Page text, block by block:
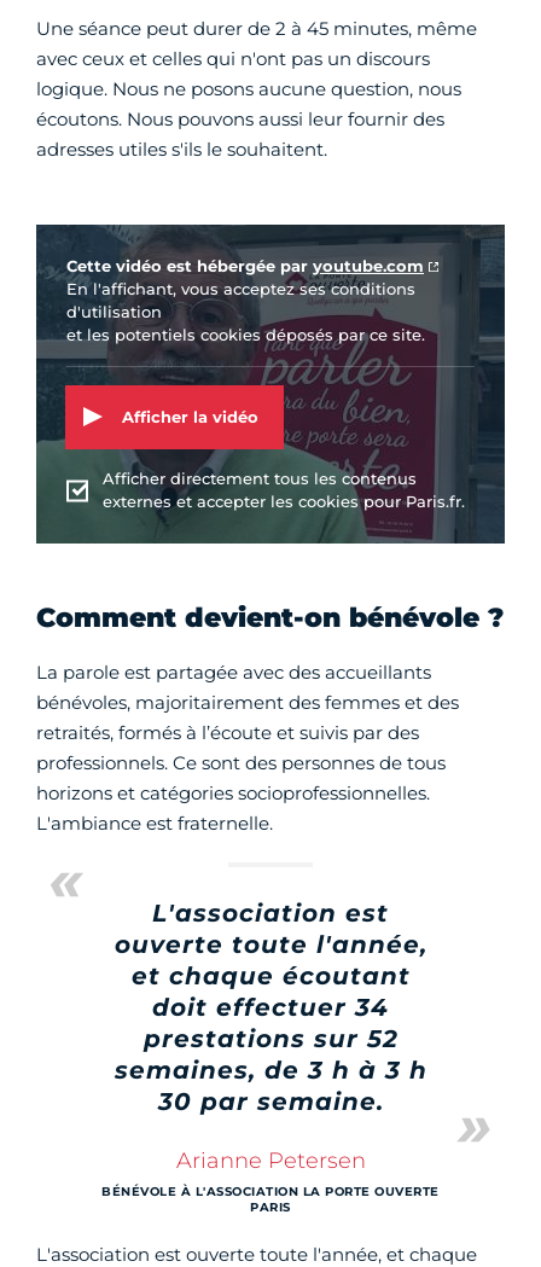
Une séance peut durer de 2 à 45 minutes, même
avec ceux et celles qui n'ont pas un discours
logique. Nous ne posons aucune question, nous
écoutons. Nous pouvons aussi leur fournir des
adresses utiles s'ils le souhaitent.
Vidéo Youtube
Cette vidéo est hébergée par youtube.com
En l'affichant, vous acceptez ses conditions
d'utilisation
et les potentiels cookies déposés par ce site.
Afficher la vidéo
Afficher directement tous les contenus
externes et accepter les cookies pour Paris.fr.
Comment devient-on bénévole ?
La parole est partagée avec des accueillants
bénévoles, majoritairement des femmes et des
retraités, formés à l’écoute et suivis par des
professionnels. Ce sont des personnes de tous
horizons et catégories socioprofessionnelles.
L'ambiance est fraternelle.
L'association est
ouverte toute l'année,
et chaque écoutant
doit effectuer 34
prestations sur 52
semaines, de 3 h à 3 h
30 par semaine.
Arianne Petersen
BÉNÉVOLE À L'ASSOCIATION LA PORTE OUVERTE
PARIS
L'association est ouverte toute l'année, et chaque